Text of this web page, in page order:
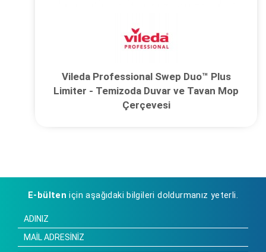
Vileda Professional Swep Duo™ Plus
Limiter - Temizoda Duvar ve Tavan Mop
Çerçevesi
E-bülten için aşağıdaki bilgileri doldurmanız yeterli.